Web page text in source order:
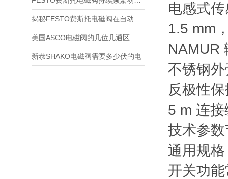
新恭SHAKO电磁阀需要多少伏的电
电感式
1.5 mm
NAMUR
不锈钢外
反极性
5 m 连接
技术参
通用规格
开关功能